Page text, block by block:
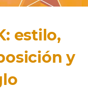
estilo,
y